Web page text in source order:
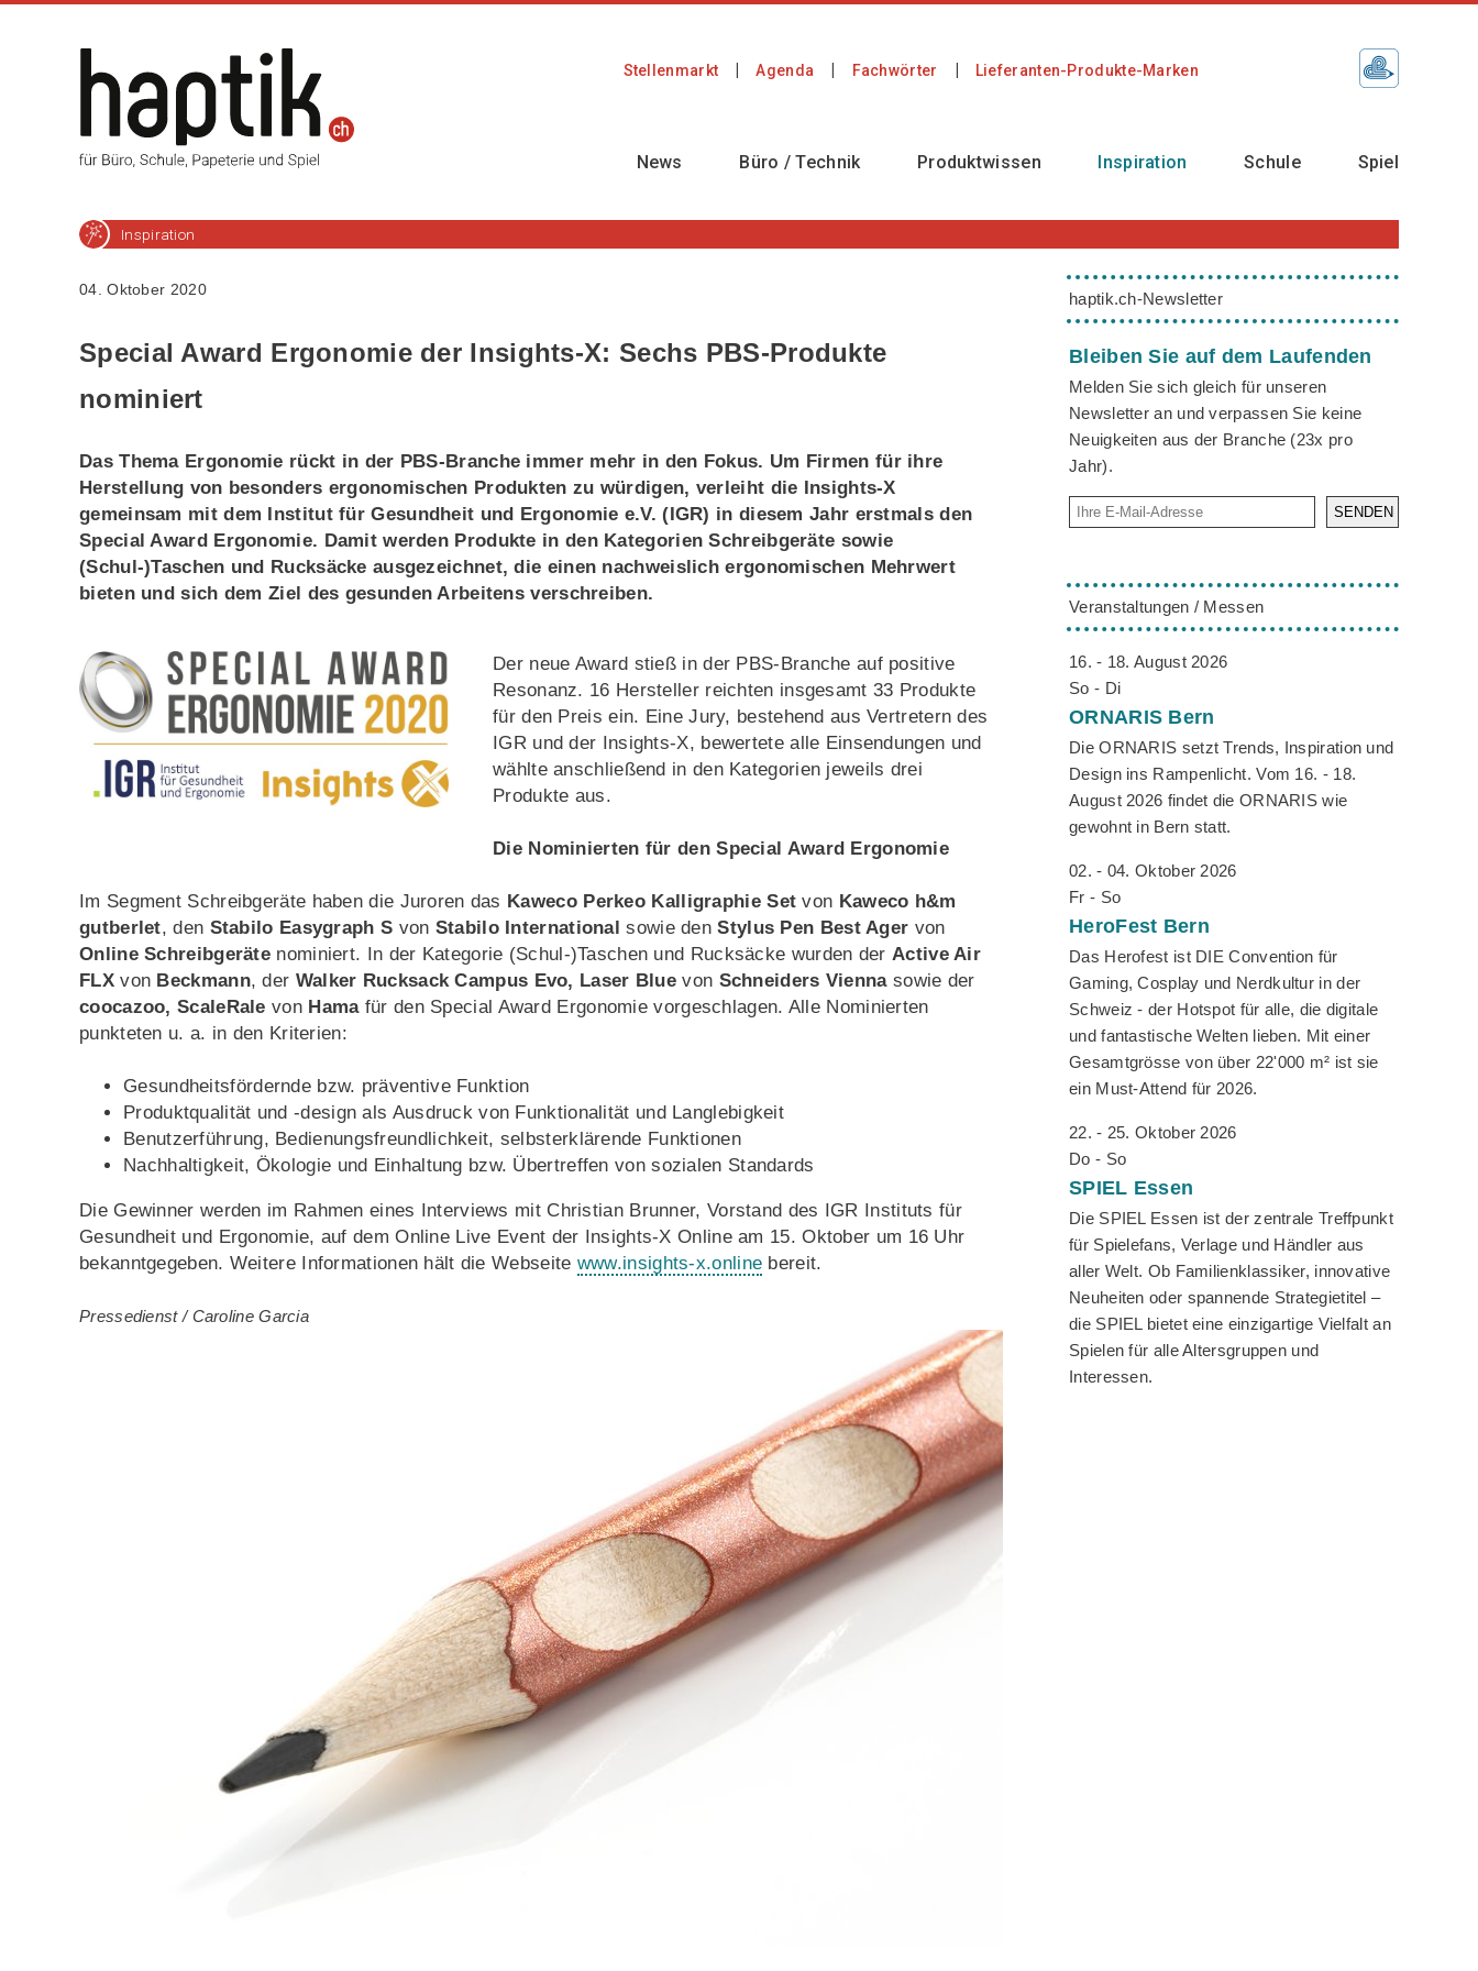
Stellenmarkt Agenda Fachwörter Lieferanten-Produkte-Marken
News Büro / Technik Produktwissen Inspiration Schule Spiel
Inspiration
04. Oktober 2020
Special Award Ergonomie der Insights-X: Sechs PBS-Produkte
nominiert
Das Thema Ergonomie rückt in der PBS-Branche immer mehr in den Fokus. Um Firmen für ihre
Herstellung von besonders ergonomischen Produkten zu würdigen, verleiht die Insights-X
gemeinsam mit dem Institut für Gesundheit und Ergonomie e.V. (IGR) in diesem Jahr erstmals den
Special Award Ergonomie. Damit werden Produkte in den Kategorien Schreibgeräte sowie
(Schul-)Taschen und Rucksäcke ausgezeichnet, die einen nachweislich ergonomischen Mehrwert
bieten und sich dem Ziel des gesunden Arbeitens verschreiben.
Der neue Award stieß in der PBS-Branche auf positive
Resonanz. 16 Hersteller reichten insgesamt 33 Produkte
für den Preis ein. Eine Jury, bestehend aus Vertretern des
IGR und der Insights-X, bewertete alle Einsendungen und
wählte anschließend in den Kategorien jeweils drei
Produkte aus.
Die Nominierten für den Special Award Ergonomie
Im Segment Schreibgeräte haben die Juroren das Kaweco Perkeo Kalligraphie Set von Kaweco h&m
gutberlet, den Stabilo Easygraph S von Stabilo International sowie denStylus Pen Best Ager von
Online Schreibgeräte nominiert. In der Kategorie (Schul-)Taschen und Rucksäcke wurden der Active Air
FLXvon Beckmann, der Walker Rucksack Campus Evo, Laser Blue von Schneiders Viennasowie der
coocazoo, ScaleRale von Hamafür den Special Award Ergonomie vorgeschlagen. Alle Nominierten
punkteten u. a. in den Kriterien:
Gesundheitsfördernde bzw. präventive Funktion
Produktqualität und -design als Ausdruck von Funktionalität und Langlebigkeit
Benutzerführung, Bedienungsfreundlichkeit, selbsterklärende Funktionen
Nachhaltigkeit, Ökologie und Einhaltung bzw. Übertreffen von sozialen Standards
Die Gewinner werden im Rahmen eines Interviews mit Christian Brunner, Vorstand des IGR Instituts für
Gesundheit und Ergonomie, auf dem Online Live Event der Insights-X Online am 15. Oktober um 16 Uhr
bekanntgegeben. Weitere Informationen hält die Webseite www.insights-x.online bereit.
Pressedienst / Caroline Garcia
haptik.ch-Newsletter
Bleiben Sie auf dem Laufenden
Melden Sie sich gleich für unseren
Newsletter an und verpassen Sie keine
Neuigkeiten aus der Branche (23x pro
Jahr).
SENDEN
Veranstaltungen / Messen
16. - 18. August 2026
So - Di
ORNARIS Bern
Die ORNARIS setzt Trends, Inspiration und
Design ins Rampenlicht. Vom 16. - 18.
August 2026 findet die ORNARIS wie
gewohnt in Bern statt.
02. - 04. Oktober 2026
Fr - So
HeroFest Bern
Das Herofest ist DIE Convention für
Gaming, Cosplay und Nerdkultur in der
Schweiz - der Hotspot für alle, die digitale
und fantastische Welten lieben. Mit einer
Gesamtgrösse von über 22'000 m² ist sie
ein Must-Attend für 2026.
22. - 25. Oktober 2026
Do - So
SPIEL Essen
Die SPIEL Essen ist der zentrale Treffpunkt
für Spielefans, Verlage und Händler aus
aller Welt. Ob Familienklassiker, innovative
Neuheiten oder spannende Strategietitel –
die SPIEL bietet eine einzigartige Vielfalt an
Spielen für alle Altersgruppen und
Interessen.